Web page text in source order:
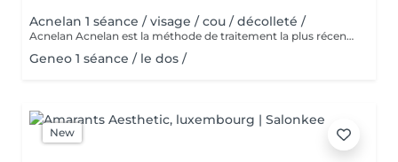
Acnelan 1 séance / visage / cou / décolleté /
Acnelan Acnelan est la méthode de traitement la plus récente et la plus innovante de l'acné. Le pack de soins de la marque espagnole Mesoestetic guérit efficacement les changements d'acné de différentes origines et phases. Cette thérapie apaise la peau et les zones enflammées, et a un effet très positif sur la guérison des complications de l'acné, car les cicatrices ne sont plus aussi visibles et les taches sont affinées. C'est la méthode complexe qui guérit l'acné et empêche de nouveaux changements de se produire. Principalement les principes actifs, tels que le complexe bexarétinyle (un rétinoïde), le soufre et le kaolin, fonctionnent comme un nettoyant en profondeur pour les pores obstrués, ce qui conduit à une amélioration visible du teint de la peau. De plus, d'autres ingrédients actifs tels que l'acide hyaluronique, le zinc, l'aloe vera et le cuivre sont présents dans le pack Acknelan. Le complexe d'acné breveté comprend également: Alcool | Acide mandélique | Azelate de disodium | Soufre | Kaolin | Aqua | Acide salicylique | Hydroxypropylméthylcellulose | Acide shikimique | Rétinoxytriméthylsilanes. Les substances combattent tous les symptômes de l'acné, guérissent la peau enflammée, nettoient les pores, réduisent le nombre de points noirs, écaillent la peau, affinent l'apparence, équilibrent la production de sébum et ont un effet antibactérien.
Geneo 1 séance / le dos /
New